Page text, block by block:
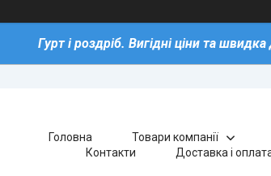
Гурт і роздріб. Вигідні ціни та
Головна Товари компанії
Контакти
Доставка і